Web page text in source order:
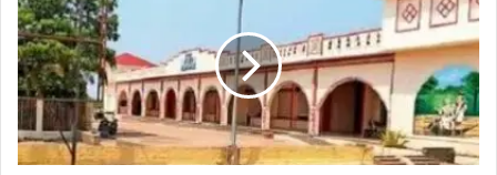
जटाओं
जैसी
आकृतियां:
के
इंतजार
के
बाद
शुरू
होगा
कवर्धा